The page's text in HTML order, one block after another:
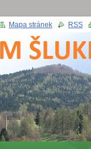
Mapa stránek RSS